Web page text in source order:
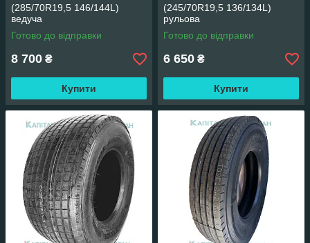
(285/70R19,5 146/144L)
ведуча
Готово до відправки
8 700 ₴
Купити
(245/70R19,5 136/134L)
рульова
Готово до відправки
6 650 ₴
Купити